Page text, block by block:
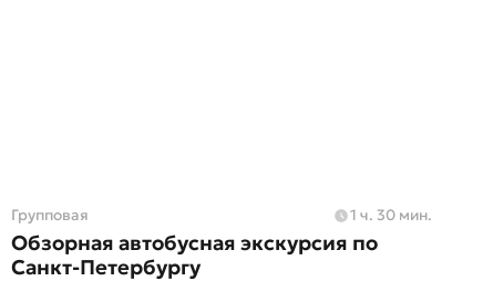
Групповая 1 ч. 30 мин.
Обзорная автобусная экскурсия по
Санкт-Петербургу